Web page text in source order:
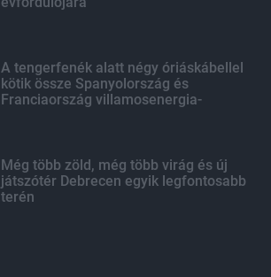
A tengerfenék alatt négy óriáskábellel
kötik össze Spanyolország és
Franciaország villamosenergia-
Még több zöld, még több virág és új
játszótér Debrecen egyik legfontosabb
terén